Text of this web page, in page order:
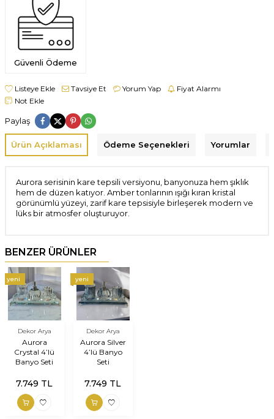
Güvenli Ödeme
Listeye Ekle Tavsiye Et Yorum Yap
Fiyat Alarmı
Not Ekle
Paylaş
Ürün Açıklaması Ödeme Seçenekleri Yorumlar
Aurora serisinin kare tepsili versiyonu, banyonuza hem şıklık
hem de düzen katıyor. Amber tonlarının ışığı kıran kristal
görünümlü yüzeyi, zarif kare tepsisiyle birleşerek modern ve
lüks bir atmosfer oluşturuyor.
BENZER ÜRÜNLER
yeni
Dekor Arya
Aurora
Crystal 4’lü
Banyo Seti
7.749 TL
yeni
Dekor Arya
Aurora Silver
4’lü Banyo
Seti
7.749 TL